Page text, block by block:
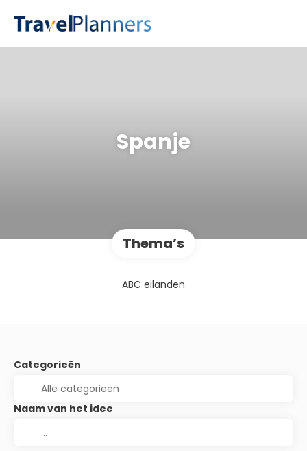
Spanje
Thema’s
ABC eilanden
Categorieën
Naam van het idee